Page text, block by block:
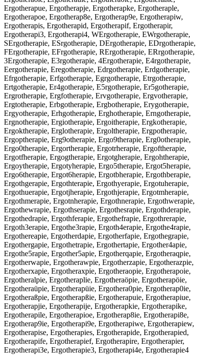
Ergotherapue, Ergotherapje, Ergotherapke, Ergotheraple,
Ergotherapoe, Ergotherap8e, Ergotherap9e, Ergotherapiw,
Ergotherapis, Ergotherapid, Ergotherapif, Ergotherapir,
Ergotherapi3, Ergotherapi4, WErgotherapie, EWrgotherapie,
SErgotherapie, ESrgotherapie, DErgotherapie, EDrgotherapie,
FErgotherapie, EFrgotherapie, RErgotherapie, ERrgotherapie,
3Ergotherapie, E3rgotherapie, 4Ergotherapie, E4rgotherapie,
Eergotherapie, Eregotherapie, Edrgotherapie, Erdgotherapie,
Efrgotherapie, Erfgotherapie, Egrgotherapie, Etrgotherapie,
Ertgotherapie, Er4gotherapie, E5rgotherapie, Er5gotherapie,
Ergrotherapie, Ergfotherapie, Ervgotherapie, Ergvotherapie,
Ergtotherapie, Erbgotherapie, Ergbotherapie, Erygotherapie,
Ergyotherapie, Erhgotherapie, Erghotherapie, Erngotherapie,
Ergnotherapie, Ergiotherapie, Ergoitherapie, Ergkotherapie,
Ergoktherapie, Erglotherapie, Ergoltherapie, Ergpotherapie,
Ergoptherapie, Erg9otherapie, Ergo9therapie, Erg0otherapie,
Ergo0therapie, Ergortherapie, Ergotrherapie, Ergoftherapie,
Ergotfherapie, Ergogtherapie, Ergotgherapie, Ergohtherapie,
Ergoytherapie, Ergotyherapie, Ergo5therapie, Ergot5herapie,
Ergo6therapie, Ergot6herapie, Ergotbherapie, Ergothberapie,
Ergothgerapie, Ergothterapie, Ergothyerapie, Ergotuherapie,
Ergothuerapie, Ergotjherapie, Ergothjerapie, Ergotmherapie,
Ergothmerapie, Ergotnherapie, Ergothnerapie, Ergothwerapie,
Ergothewrapie, Ergothserapie, Ergothesrapie, Ergothderapie,
Ergothedrapie, Ergothferapie, Ergothefrapie, Ergothrerapie,
Ergoth3erapie, Ergothe3rapie, Ergoth4erapie, Ergothe4rapie,
Ergothereapie, Ergotherdapie, Ergotherfapie, Ergothegrapie,
Ergothergapie, Ergothetrapie, Ergothertapie, Ergother4apie,
Ergothe5rapie, Ergother5apie, Ergotherqapie, Ergotheraqpie,
Ergotherwapie, Ergotherawpie, Ergotherzapie, Ergotherazpie,
Ergotherxapie, Ergotheraxpie, Ergotheraopie, Ergotherapoie,
Ergotheralpie, Ergotheraplie, Ergotheraöpie, Ergotherapöie,
Ergotheraüpie, Ergotherapüie, Ergothera0pie, Ergotherap0ie,
Ergotheraßpie, Ergotherapßie, Ergotherapuie, Ergotherapiue,
Ergotherapjie, Ergotherapije, Ergotherapkie, Ergotherapike,
Ergotherapile, Ergotherapioe, Ergotherap8ie, Ergotherapi8e,
Ergotherap9ie, Ergotherapi9e, Ergotherapiwe, Ergotherapiew,
Ergotherapise, Ergotherapies, Ergotherapide, Ergotherapied,
Ergotherapife, Ergotherapief, Ergotherapire, Ergotherapier,
Ergotherapi3e, Ergotherapie3, Ergotherapi4e, Ergotherapie4